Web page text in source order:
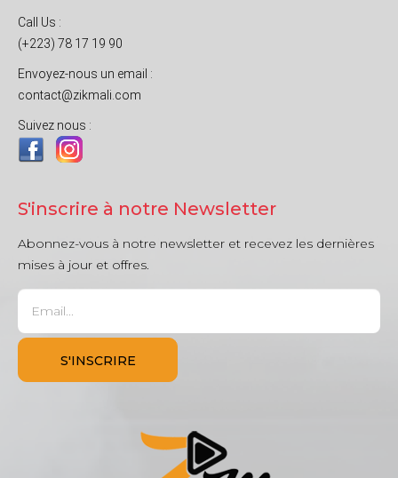
Call Us :
(+223) 78 17 19 90
Envoyez-nous un email :
contact@zikmali.com
Suivez nous :
S'inscrire à notre Newsletter
Abonnez-vous à notre newsletter et recevez les dernières
mises à jour et offres.